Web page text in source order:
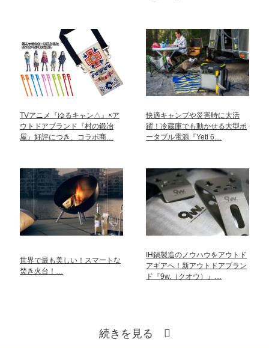
TVアニメ『ゆるキャン△』×ア
ウトドアブランド『村の鍛冶
屋』好評につき、コラボ商…
快適キャンプや災害時に大活
躍！冷蔵庫でも動かせる大型ポ
ータブル電源『Yeti 6…
世界で最も美しい！スマートな
焚き火台！…
IH鍋製造のノウハウをアウトド
アギアへ！新アウトドアブラン
ド『9w.（クオウ）』…
続きを見る